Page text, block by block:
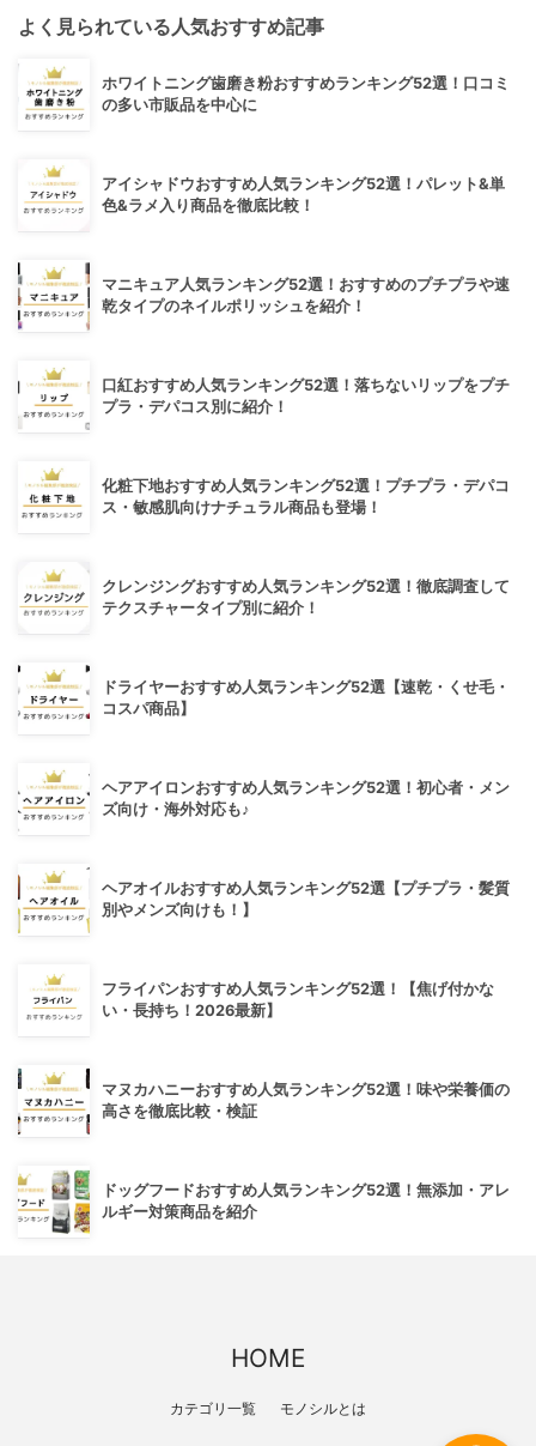
よく見られている人気おすすめ記事
ホワイトニング歯磨き粉おすすめランキング52選！口コミ
の多い市販品を中心に
アイシャドウおすすめ人気ランキング52選！パレット&単
色&ラメ入り商品を徹底比較！
マニキュア人気ランキング52選！おすすめのプチプラや速
乾タイプのネイルポリッシュを紹介！
口紅おすすめ人気ランキング52選！落ちないリップをプチ
プラ・デパコス別に紹介！
化粧下地おすすめ人気ランキング52選！プチプラ・デパコ
ス・敏感肌向けナチュラル商品も登場！
クレンジングおすすめ人気ランキング52選！徹底調査して
テクスチャータイプ別に紹介！
ドライヤーおすすめ人気ランキング52選【速乾・くせ毛・
コスパ商品】
ヘアアイロンおすすめ人気ランキング52選！初心者・メン
ズ向け・海外対応も♪
ヘアオイルおすすめ人気ランキング52選【プチプラ・髪質
別やメンズ向けも！】
フライパンおすすめ人気ランキング52選！【焦げ付かな
い・長持ち！2026最新】
マヌカハニーおすすめ人気ランキング52選！味や栄養価の
高さを徹底比較・検証
ドッグフードおすすめ人気ランキング52選！無添加・アレ
ルギー対策商品を紹介
HOME
カテゴリ一覧 モノシルとは